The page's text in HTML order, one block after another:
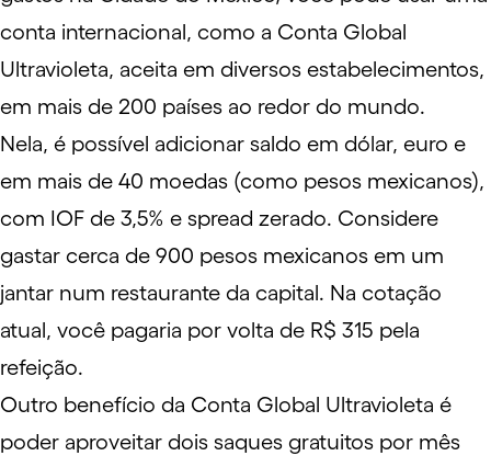
conta internacional, como a Conta Global
Ultravioleta, aceita em diversos estabelecimentos,
em mais de 200 países ao redor do mundo.
Nela, é possível adicionar saldo em dólar, euro e
em mais de 40 moedas (como pesos mexicanos),
com IOF de 3,5% e spread zerado. Considere
gastar cerca de 900 pesos mexicanos em um
jantar num restaurante da capital. Na cotação
atual, você pagaria por volta de R$ 315 pela
refeição.
Outro benefício da Conta Global Ultravioleta é
poder aproveitar dois saques gratuitos por mês